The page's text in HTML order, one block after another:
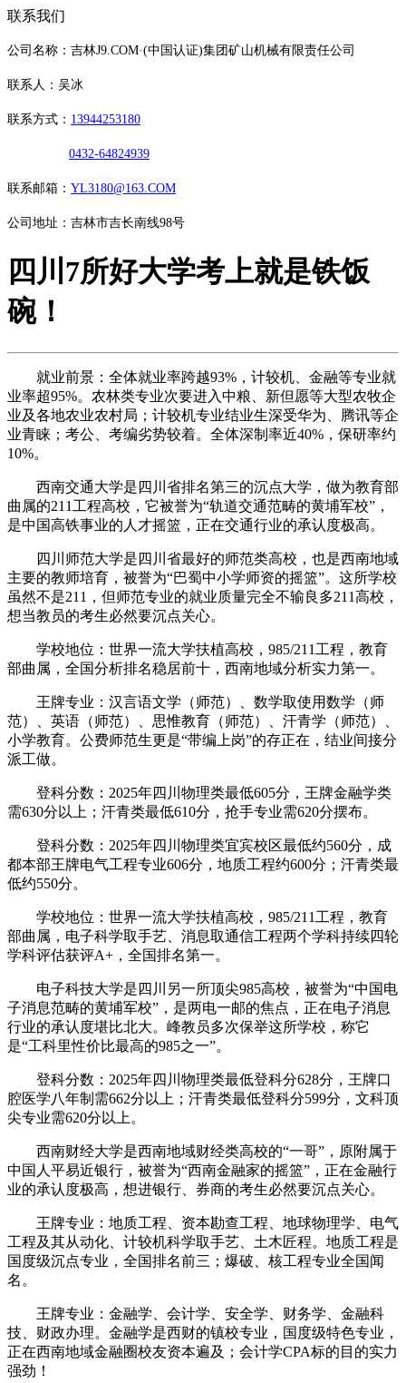
联系我们
公司名称：吉林J9.COM·(中国认证)集团矿山机械有限责任公司
联系人：吴冰
联系方式： 13944253180
0432-64824939
联系邮箱： YL3180@163.COM
公司地址：吉林市吉长南线98号
四川7所好大学考上就是铁饭
碗！
就业前景：全体就业率跨越93%，计较机、金融等专业就
业率超95%。农林类专业次要进入中粮、新但愿等大型农牧企
业及各地农业农村局；计较机专业结业生深受华为、腾讯等企
业青睐；考公、考编劣势较着。全体深制率近40%，保研率约
10%。
西南交通大学是四川省排名第三的沉点大学，做为教育部
曲属的211工程高校，它被誉为“轨道交通范畴的黄埔军校”，
是中国高铁事业的人才摇篮，正在交通行业的承认度极高。
四川师范大学是四川省最好的师范类高校，也是西南地域
主要的教师培育，被誉为“巴蜀中小学师资的摇篮”。这所学校
虽然不是211，但师范专业的就业质量完全不输良多211高校，
想当教员的考生必然要沉点关心。
学校地位：世界一流大学扶植高校，985/211工程，教育
部曲属，全国分析排名稳居前十，西南地域分析实力第一。
王牌专业：汉言语文学（师范）、数学取使用数学（师
范）、英语（师范）、思惟教育（师范）、汗青学（师范）、
小学教育。公费师范生更是“带编上岗”的存正在，结业间接分
派工做。
登科分数：2025年四川物理类最低605分，王牌金融学类
需630分以上；汗青类最低610分，抢手专业需620分摆布。
登科分数：2025年四川物理类宜宾校区最低约560分，成
都本部王牌电气工程专业606分，地质工程约600分；汗青类最
低约550分。
学校地位：世界一流大学扶植高校，985/211工程，教育
部曲属，电子科学取手艺、消息取通信工程两个学科持续四轮
学科评估获评A+，全国排名第一。
电子科技大学是四川另一所顶尖985高校，被誉为“中国电
子消息范畴的黄埔军校”，是两电一邮的焦点，正在电子消息
行业的承认度堪比北大。峰教员多次保举这所学校，称它
是“工科里性价比最高的985之一”。
登科分数：2025年四川物理类最低登科分628分，王牌口
腔医学八年制需662分以上；汗青类最低登科分599分，文科顶
尖专业需620分以上。
西南财经大学是西南地域财经类高校的“一哥”，原附属于
中国人平易近银行，被誉为“西南金融家的摇篮”，正在金融行
业的承认度极高，想进银行、券商的考生必然要沉点关心。
王牌专业：地质工程、资本勘查工程、地球物理学、电气
工程及其从动化、计较机科学取手艺、土木匠程。地质工程是
国度级沉点专业，全国排名前三；爆破、核工程专业全国闻
名。
王牌专业：金融学、会计学、安全学、财务学、金融科
技、财政办理。金融学是西财的镇校专业，国度级特色专业，
正在西南地域金融圈校友资本遍及；会计学CPA标的目的实力
强劲！